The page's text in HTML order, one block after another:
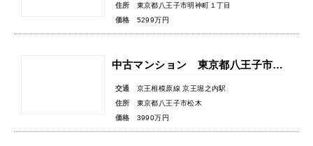
住所
東京都八王子市明神町１丁目
価格
5299万円
中古マンション 東京都八王子市松木
交通
京王相模原線 京王堀之内駅
住所
東京都八王子市松木
価格
3990万円